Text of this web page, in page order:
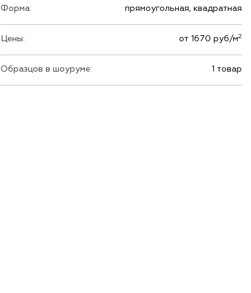
Форма: прямоугольная, квадратная
Цены: от 1670 руб/м2
Образцов в шоуруме: 1 товар